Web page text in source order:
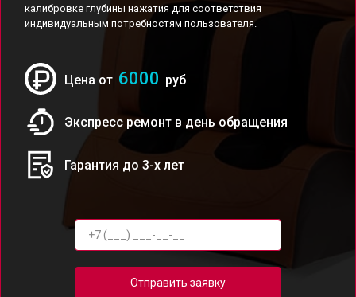
калибровке глубины нажатия для соответствия
индивидуальным потребностям пользователя.
Цена от 6000 руб
Экспресс ремонт в день обращения
Гарантия до 3-х лет
Отправить заявку